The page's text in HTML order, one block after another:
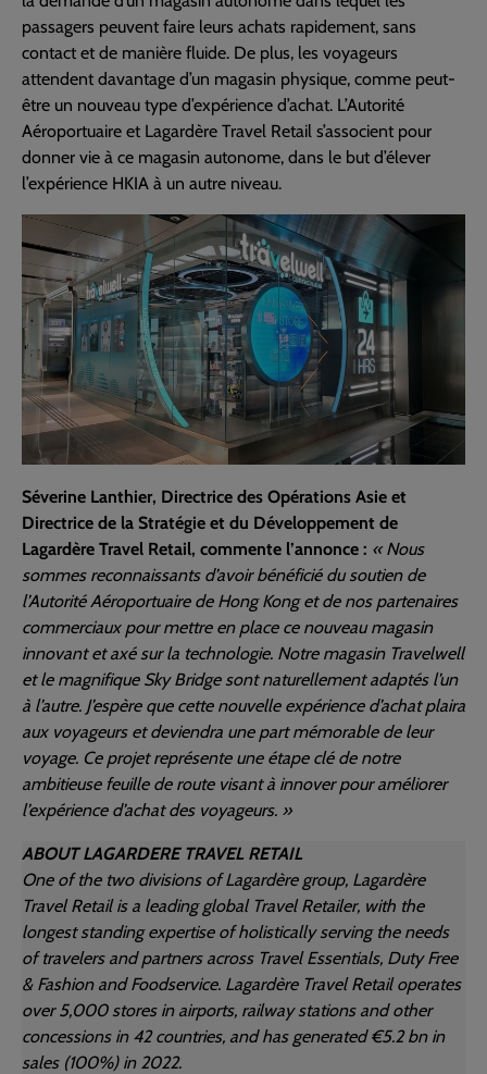
passagers peuvent faire leurs achats rapidement, sans
contact et de manière fluide. De plus, les voyageurs
attendent davantage d’un magasin physique, comme peut-
être un nouveau type d’expérience d’achat. L’Autorité
Aéroportuaire et Lagardère Travel Retail s’associent pour
donner vie à ce magasin autonome, dans le but d’élever
l’expérience HKIA à un autre niveau.
Séverine Lanthier, Directrice des Opérations Asie et
Directrice de la Stratégie et du Développement de
Lagardère Travel Retail, commente l’annonce : « Nous
sommes reconnaissants d’avoir bénéficié du soutien de
l’Autorité Aéroportuaire de Hong Kong et de nos partenaires
commerciaux pour mettre en place ce nouveau magasin
innovant et axé sur la technologie. Notre magasin Travelwell
et le magnifique Sky Bridge sont naturellement adaptés l’un
à l’autre. J’espère que cette nouvelle expérience d’achat plaira
aux voyageurs et deviendra une part mémorable de leur
voyage. Ce projet représente une étape clé de notre
ambitieuse feuille de route visant à innover pour améliorer
l’expérience d’achat des voyageurs. »
ABOUT LAGARDERE TRAVEL RETAIL
One of the two divisions of Lagardère group, Lagardère
Travel Retail is a leading global Travel Retailer, with the
longest standing expertise of holistically serving the needs
of travelers and partners across Travel Essentials, Duty Free
& Fashion and Foodservice. Lagardère Travel Retail operates
over 5,000 stores in airports, railway stations and other
concessions in 42 countries, and has generated €5.2 bn in
sales (100%) in 2022.